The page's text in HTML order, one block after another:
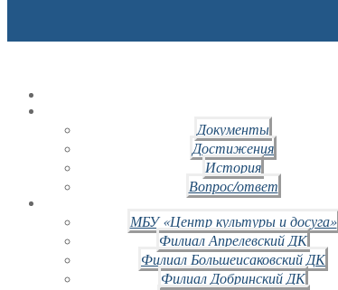
Документы
Достижения
История
Вопрос/ответ
МБУ «Центр культуры и досуга»
Филиал Апрелевский ДК
Филиал Большеисаковский ДК
Филиал Добринский ДК